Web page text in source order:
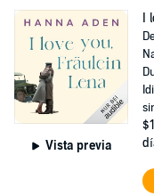
Vista previa